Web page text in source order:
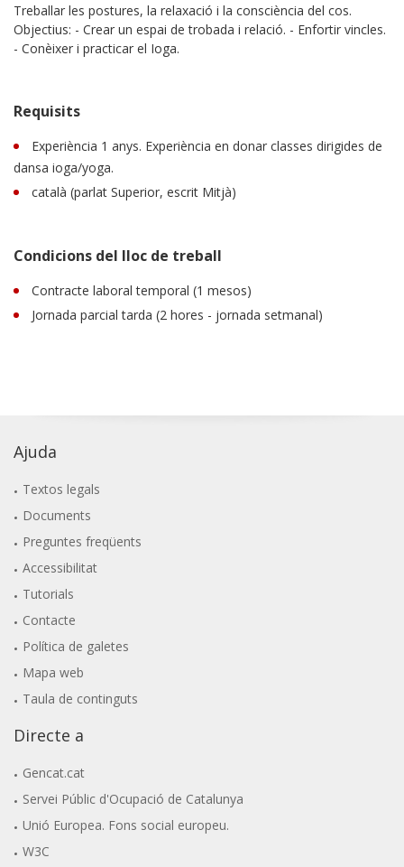
Treballar les postures, la relaxació i la consciència del cos.
Objectius: - Crear un espai de trobada i relació. - Enfortir vincles.
- Conèixer i practicar el Ioga.
Requisits
Experiència 1 anys. Experiència en donar classes dirigides de
dansa ioga/yoga.
català (parlat Superior, escrit Mitjà)
Condicions del lloc de treball
Contracte laboral temporal (1 mesos)
Jornada parcial tarda (2 hores - jornada setmanal)
Ajuda
Textos legals
Documents
Preguntes freqüents
Accessibilitat
Tutorials
Contacte
Política de galetes
Mapa web
Taula de continguts
Directe a
Gencat.cat
Servei Públic d'Ocupació de Catalunya
Unió Europea. Fons social europeu.
W3C